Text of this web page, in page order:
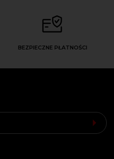
BEZPIECZNE PŁATNOŚCI